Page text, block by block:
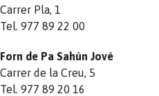
Carrer Pla, 1
Tel. 977 89 22 00
Forn de Pa Sahún Jové
Carrer de la Creu, 5
Tel. 977 89 20 16